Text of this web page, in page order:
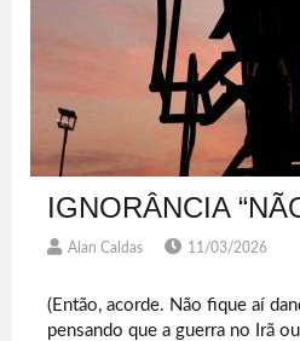
IGNORÂNCIA
Alan Caldas 11/03/2026
(Então, acorde. Não fique aí
pensando que a guerra no Irã